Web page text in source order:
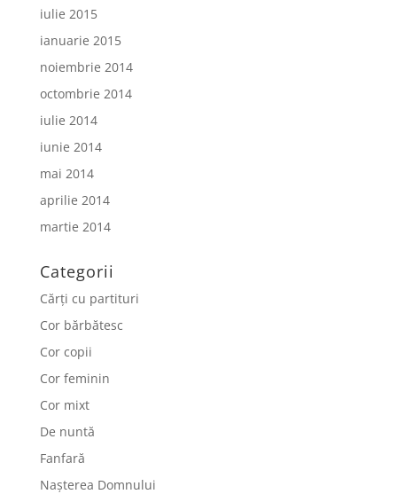
iulie 2015
ianuarie 2015
noiembrie 2014
octombrie 2014
iulie 2014
iunie 2014
mai 2014
aprilie 2014
martie 2014
Categorii
Cărți cu partituri
Cor bărbătesc
Cor copii
Cor feminin
Cor mixt
De nuntă
Fanfară
Nașterea Domnului